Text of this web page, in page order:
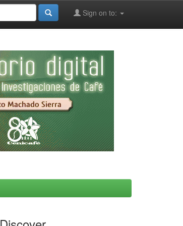
Sign on to: